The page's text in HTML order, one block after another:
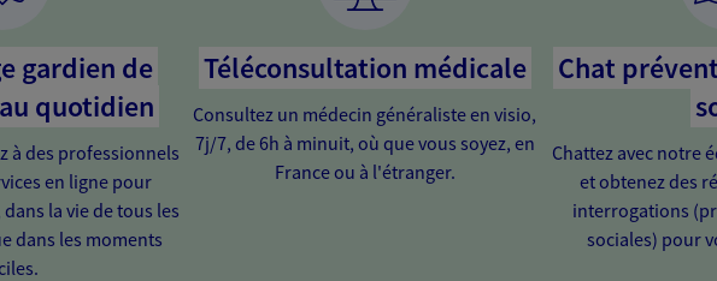
gardien de
quotidien
à des professionnels
en ligne pour
la vie de tous les
dans les moments
Téléconsultation médicale
Consultez un médecin généraliste en visio,
7j/7, de 6h à minuit, où que vous soyez, en
France ou à l'étranger.
Chat
Chattez avec notre
et obtenez des
interrogations
sociales) pour